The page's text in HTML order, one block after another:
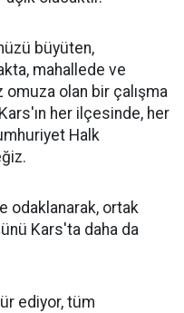
büyüten,
mahallede ve
omuza olan bir çalışma
her ilçesinde, her
Halk
odaklanarak, ortak
Kars'ta daha da
ediyor, tüm